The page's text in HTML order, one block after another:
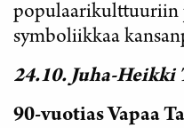
populaarikulttuuriin
symboliikkaa
24.10. Juha-Heikki
90-vuotias Vapaa